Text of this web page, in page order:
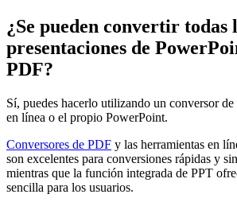
¿Se pueden convertir todas
presentaciones de
PDF?
Sí, puedes hacerlo utilizando un conversor
en línea o el propio PowerPoint.
Conversores de PDF y las herramientas en
son excelentes para conversiones rápidas y
mientras que la función integrada de PPT
sencilla para los usuarios.